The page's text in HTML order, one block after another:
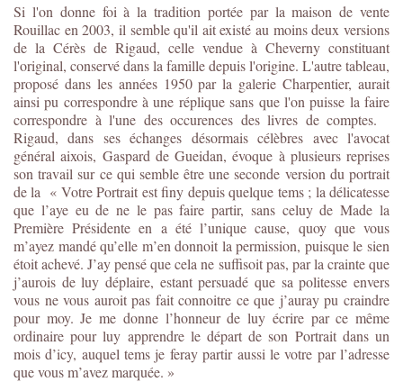
Si l'on donne foi à la tradition portée par la maison de vente
Rouillac en 2003, il semble qu'il ait existé au moins deux versions
de la Cérès de Rigaud, celle vendue à Cheverny constituant
l'original, conservé dans la famille depuis l'origine. L'autre tableau,
proposé dans les années 1950 par la galerie Charpentier, aurait
ainsi pu correspondre à une réplique sans que l'on puisse la faire
correspondre à l'une des occurences des livres de comptes.
Rigaud, dans ses échanges désormais célèbres avec l'avocat
général aixois, Gaspard de Gueidan, évoque à plusieurs reprises
son travail sur ce qui semble être une seconde version du portrait
de la « Votre Portrait est finy depuis quelque tems ; la délicatesse
que l’aye eu de ne le pas faire partir, sans celuy de Made la
Première Présidente en a été l’unique cause, quoy que vous
m’ayez mandé qu’elle m’en donnoit la permission, puisque le sien
étoit achevé. J’ay pensé que cela ne suffisoit pas, par la crainte que
j’aurois de luy déplaire, estant persuadé que sa politesse envers
vous ne vous auroit pas fait connoitre ce que j’auray pu craindre
pour moy. Je me donne l’honneur de luy écrire par ce même
ordinaire pour luy apprendre le départ de son Portrait dans un
mois d’icy, auquel tems je feray partir aussi le votre par l’adresse
que vous m’avez marquée. »